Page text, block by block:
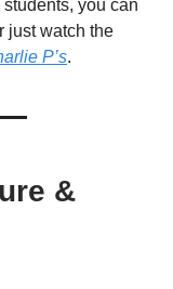
students, you can
just watch the
P’s.
&